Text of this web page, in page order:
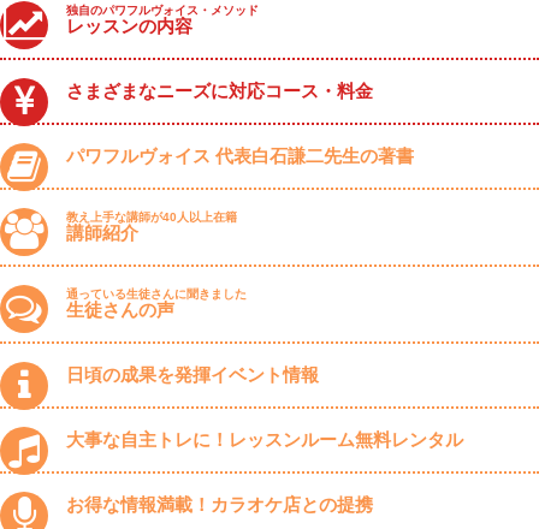
独自のパワフルヴォイス・メソッド
レッスンの内容
さまざまなニーズに対応コース・料金
パワフルヴォイス 代表白石謙二先生の著書
教え上手な講師が40人以上在籍
講師紹介
通っている生徒さんに聞きました
生徒さんの声
日頃の成果を発揮イベント情報
大事な自主トレに！レッスンルーム無料レンタル
お得な情報満載！カラオケ店との提携